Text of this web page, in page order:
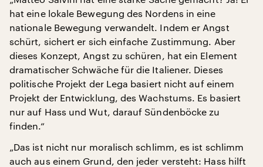
hat eine lokale Bewegung des Nordens in eine
nationale Bewegung verwandelt. Indem er Angst
schürt, sichert er sich einfache Zustimmung. Aber
dieses Konzept, Angst zu schüren, hat ein Element
dramatischer Schwäche für die Italiener. Dieses
politische Projekt der Lega basiert nicht auf einem
Projekt der Entwicklung, des Wachstums. Es basiert
nur auf Hass und Wut, darauf Sündenböcke zu
finden.“
„Das ist nicht nur moralisch schlimm, es ist schlimm
auch aus einem Grund, den jeder versteht: Hass hilft